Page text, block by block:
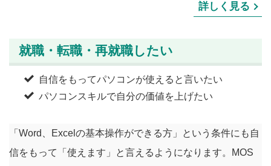
詳しく見る
就職・転職・再就職したい
自信をもってパソコンが使えると言いたい
パソコンスキルで自分の価値を上げたい
「Word、Excelの基本操作ができる方」という条件にも自
信をもって「使えます」と言えるようになります。MOS